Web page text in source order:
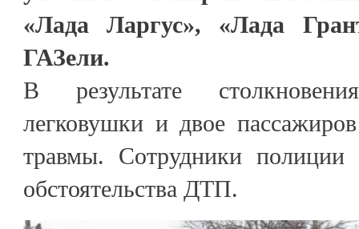
«Лада Ларгус», «Лада
ГАЗели.
В результате
легковушки и двое
травмы. Сотрудники
обстоятельства ДТП.